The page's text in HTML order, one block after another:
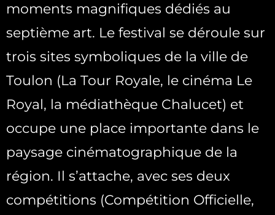
moments magnifiques dédiés au
septième art. Le festival se déroule sur
trois sites symboliques de la ville de
Toulon (La Tour Royale, le cinéma Le
Royal, la médiathèque Chalucet) et
occupe une place importante dans le
paysage cinématographique de la
région. Il s’attache, avec ses deux
compétitions (Compétition Officielle,